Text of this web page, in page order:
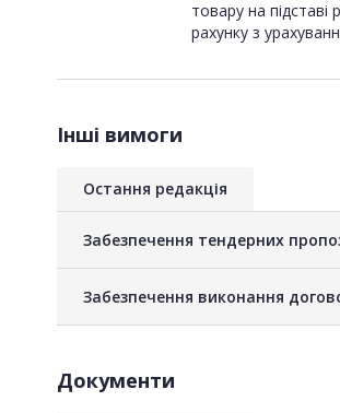
товару на
рахунку з
Інші вимоги
Остання редакція
Забезпечення тендерних
Забезпечення виконання
Документи